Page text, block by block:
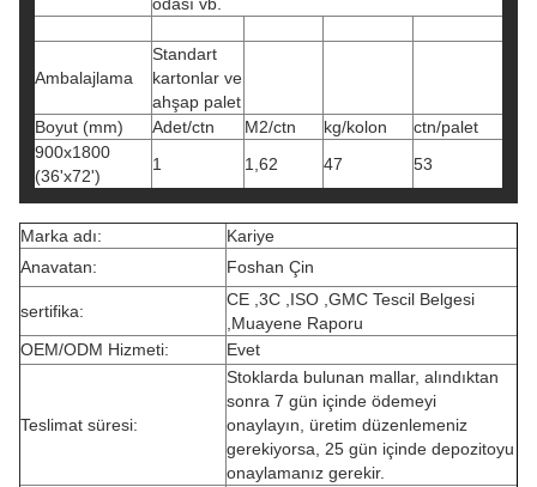
Ambalajlama
Standart
kartonlar ve
ahşap palet
Boyut (mm)
Adet/ctn M2/ctn kg/kolon
ctn/palet
900x1800
(36'x72')
1 1,62 47 53
Marka adı:
Kariye
Anavatan:
Foshan Çin
sertifika:
CE ,3C ,ISO ,GMC Tescil Belgesi
,Muayene Raporu
OEM/ODM Hizmeti:
Evet
Teslimat süresi:
Stoklarda bulunan mallar, alındıktan
sonra 7 gün içinde ödemeyi
onaylayın, üretim düzenlemeniz
gerekiyorsa, 25 gün içinde depozitoyu
onaylamanız gerekir.